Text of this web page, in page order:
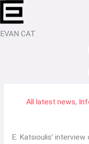
Skip
to
content
EVAN CAT
All latest news,
E. Katsioulis’